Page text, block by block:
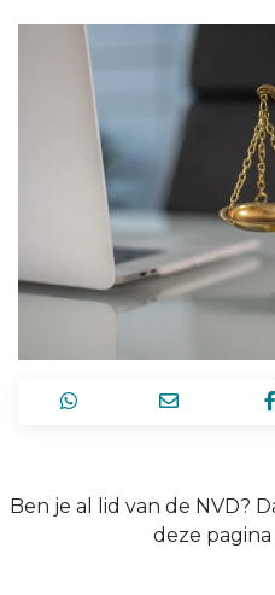
Ben je al lid van de NVD?
deze